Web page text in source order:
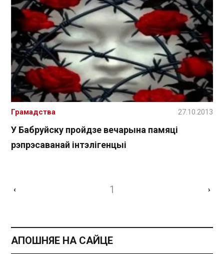
У Бабруйску пройдзе вечарына памяці
рэпрэсаванай інтэлігенцыі
Грамадства 27.10.2013
‹ 1 ›
АПОШНЯЕ НА САЙЦЕ